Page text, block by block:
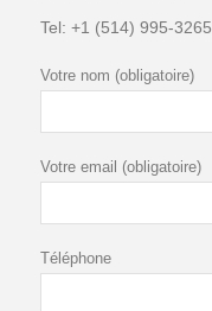
Tel: +1 (514) 995-3265
Votre nom (obligatoire)
Votre email (obligatoire)
Téléphone